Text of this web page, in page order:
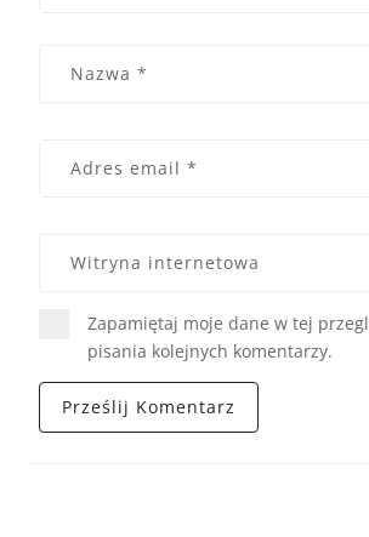
Zapamiętaj moje dane w tej
pisania kolejnych komentarzy.